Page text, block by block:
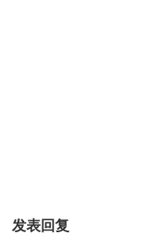
发表回复